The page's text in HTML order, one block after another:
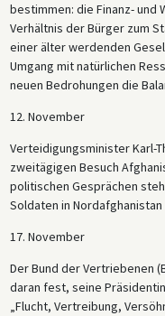
bestimmen: die Finanz- und
Verhältnis der Bürger zum
einer älter werdenden
Umgang mit natürlichen
neuen Bedrohungen die
12. November
Verteidigungsminister Karl-
zweitägigen Besuch
politischen Gesprächen
Soldaten in
17. November
Der Bund der Vertriebenen
daran fest, seine
„Flucht, Vertreibung,